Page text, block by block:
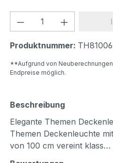
Produkt Anzahl:
Produktnummer:
**Aufgrund von
Endpreise möglich.
Beschreibung
Elegante Themen
Themen Deckenleuchte
von 100 cm vereint klass…